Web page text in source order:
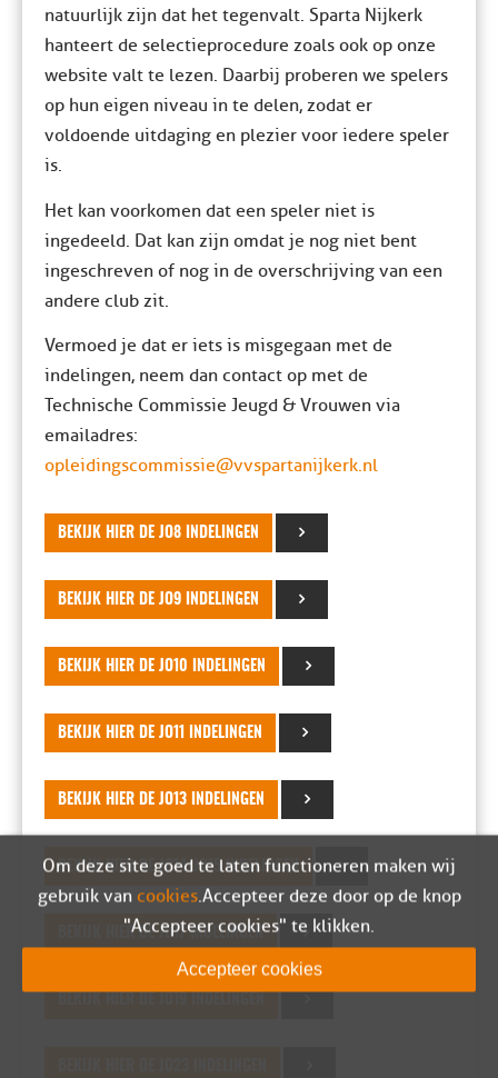
natuurlijk zijn dat het tegenvalt. Sparta Nijkerk
hanteert de selectieprocedure zoals ook op onze
website valt te lezen. Daarbij proberen we spelers
op hun eigen niveau in te delen, zodat er
voldoende uitdaging en plezier voor iedere speler
is.
Het kan voorkomen dat een speler niet is
ingedeeld. Dat kan zijn omdat je nog niet bent
ingeschreven of nog in de overschrijving van een
andere club zit.
Vermoed je dat er iets is misgegaan met de
indelingen, neem dan contact op met de
Technische Commissie Jeugd & Vrouwen via
emailadres:
opleidingscommissie@vvspartanijkerk.nl
BEKIJK HIER DE JO8 INDELINGEN
BEKIJK HIER DE JO9 INDELINGEN
BEKIJK HIER DE JO10 INDELINGEN
BEKIJK HIER DE JO11 INDELINGEN
BEKIJK HIER DE JO13 INDELINGEN
BEKIJK HIER DE JO14/JO15 INDELINGEN
BEKIJK HIER DE JO17 INDELINGEN
Om deze site goed te laten functioneren maken wij
gebruik van cookies. Accepteer deze door op de knop
"Accepteer cookies" te klikken.
Accepteer cookies